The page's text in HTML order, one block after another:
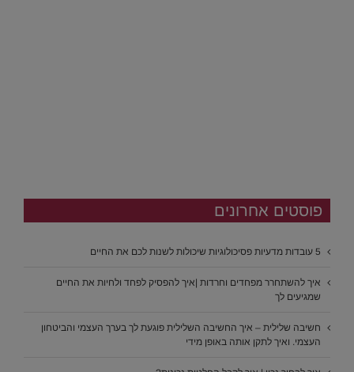
פוסטים אחרונים
5 עובדות מדעיות פסיכולוגיות שיכולות לשנות לכם את החיים
איך להשתחרר מפחדים וחרדות |איך להפסיק לפחד ולחיות את החיים
שמגיעים לך
חשיבה שלילית – איך החשיבה השלילית פוגעת לך בערך העצמי והביטחון
העצמי. ואיך לתקן אותה באופן מידי